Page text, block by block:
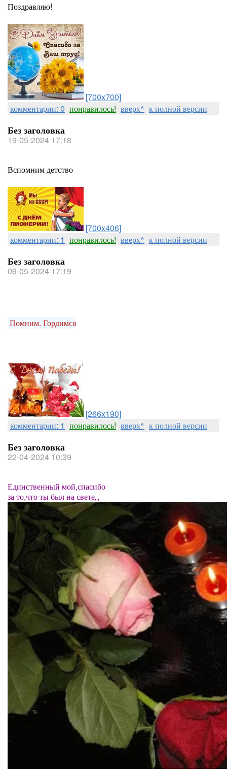
Поздравляю!
[700x700]
комментарии: 0 понравилось! вверх^ к полной версии
Без заголовка
19-05-2024 17:18
Вспомним детство
[700x406]
комментарии: 1 понравилось! вверх^ к полной версии
Без заголовка
09-05-2024 17:19
Помним. Гордимся
[266x190]
комментарии: 1 понравилось! вверх^ к полной версии
Без заголовка
22-04-2024 10:39
Единственный мой,спасибо
за то,что ты был на свете,,,